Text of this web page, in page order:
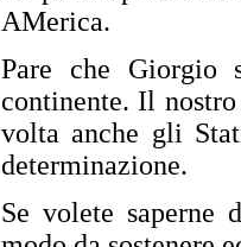
AMerica.
Pare che Giorgio
continente. Il
volta anche gli
determinazione.
Se volete saperne